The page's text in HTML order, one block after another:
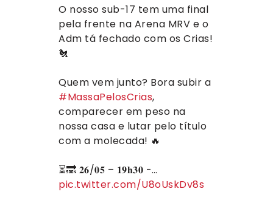
O nosso sub-17 tem uma final
pela frente na Arena MRV e o
Adm tá fechado com os Crias!
🐔
Quem vem junto? Bora subir a
#MassaPelosCrias,
comparecer em peso na
nossa casa e lutar pelo título
com a molecada! 🔥
⏳🔜 𝟐𝟔/𝟎𝟓 – 𝟏𝟗𝐡𝟑𝟎 -…
pic.twitter.com/U8oUskDv8s